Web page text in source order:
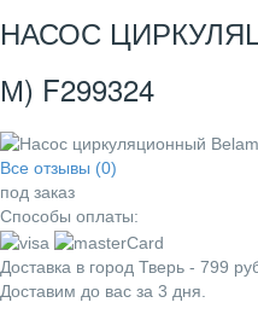
НАСОС
М) F299324
Все отзывы (0)
под заказ
Способы оплаты:
Доставка в город Тверь - 799
Доставим до вас за 3 дня.